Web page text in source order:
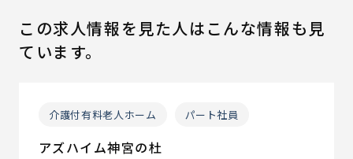
この求人情報を見た人はこんな情報も見
ています。
介護付有料老人ホーム パート社員
アズハイム神宮の杜